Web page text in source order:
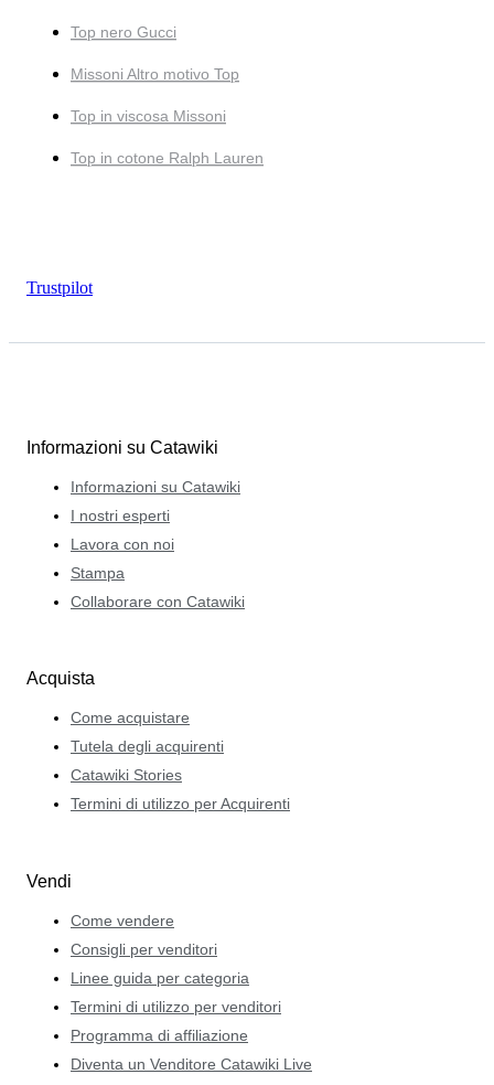
Top nero Gucci
Missoni Altro motivo Top
Top in viscosa Missoni
Top in cotone Ralph Lauren
Trustpilot
Informazioni su Catawiki
Informazioni su Catawiki
I nostri esperti
Lavora con noi
Stampa
Collaborare con Catawiki
Acquista
Come acquistare
Tutela degli acquirenti
Catawiki Stories
Termini di utilizzo per Acquirenti
Vendi
Come vendere
Consigli per venditori
Linee guida per categoria
Termini di utilizzo per venditori
Programma di affiliazione
Diventa un Venditore Catawiki Live